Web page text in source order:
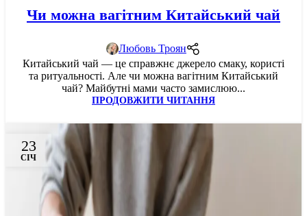
Чи можна вагітним Китайський чай
Любовь Троян
Китайський чай — це справжнє джерело смаку, користі
та ритуальності. Але чи можна вагітним Китайський
чай? Майбутні мами часто замислюю...
ПРОДОВЖИТИ ЧИТАННЯ
23
СІЧ